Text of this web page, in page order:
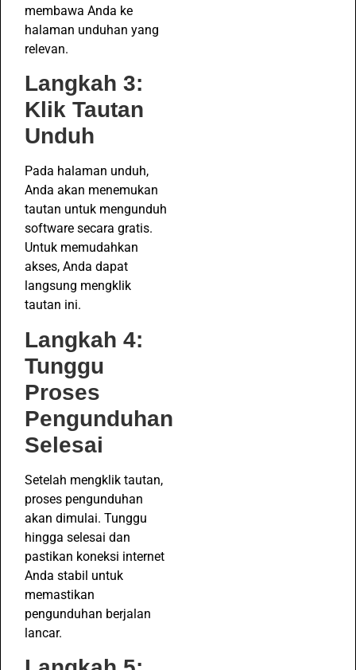
membawa Anda ke
halaman unduhan yang
relevan.
Langkah 3:
Klik Tautan
Unduh
Pada halaman unduh,
Anda akan menemukan
tautan untuk mengunduh
software secara gratis.
Untuk memudahkan
akses, Anda dapat
langsung mengklik
tautan ini.
Langkah 4:
Tunggu
Proses
Pengunduhan
Selesai
Setelah mengklik tautan,
proses pengunduhan
akan dimulai. Tunggu
hingga selesai dan
pastikan koneksi internet
Anda stabil untuk
memastikan
pengunduhan berjalan
lancar.